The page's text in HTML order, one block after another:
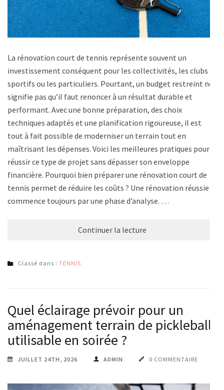
La rénovation court de tennis représente souvent un
investissement conséquent pour les collectivités, les clubs
sportifs ou les particuliers. Pourtant, un budget restreint ne
signifie pas qu’il faut renoncer à un résultat durable et
performant. Avec une bonne préparation, des choix
techniques adaptés et une planification rigoureuse, il est
tout à fait possible de moderniser un terrain tout en
maîtrisant les dépenses. Voici les meilleures pratiques pour
réussir ce type de projet sans dépasser son enveloppe
financière. Pourquoi bien préparer une rénovation court de
tennis permet de réduire les coûts ? Une rénovation réussie
commence toujours par une phase d’analyse. …
Continuer la lecture
Classé dans : TENNIS
Quel éclairage prévoir pour un
aménagement terrain de pickleball
utilisable en soirée ?
JUILLET 24TH, 2026 ADMIN 0 COMMENTAIRE